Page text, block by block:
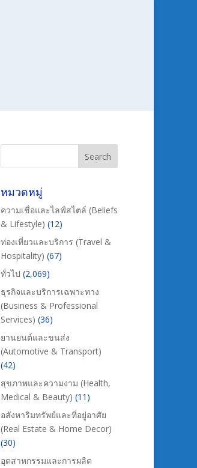
หมวดหมู่
ความเชื่อและไลฟ์สไตล์ (Beliefs
& Lifestyle) (12)
ท่องเที่ยวและบริการ (Travel &
Hospitality) (67)
ทั่วไป (2,069)
ธุรกิจและบริการเฉพาะทาง
(Business & Professional
Services) (36)
ยานยนต์และขนส่ง
(Automotive & Transport)
(42)
สุขภาพและความงาม (Health,
Medical & Beauty) (11)
อสังหาริมทรัพย์และที่อยู่อาศัย
(Real Estate & Home Decor)
(30)
อุตสาหกรรมและการผลิต